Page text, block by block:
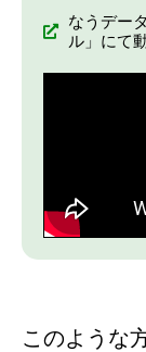
なうデー
ル」にて
このような